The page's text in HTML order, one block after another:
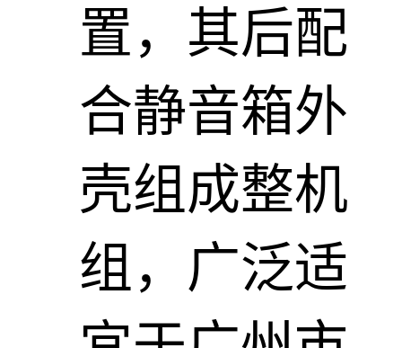
置，其后配
合静音箱外
壳组成整机
组，广泛适